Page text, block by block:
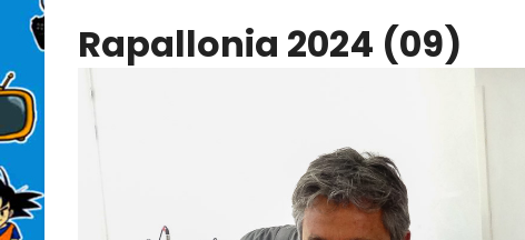
Rapallonia 2024 (09)